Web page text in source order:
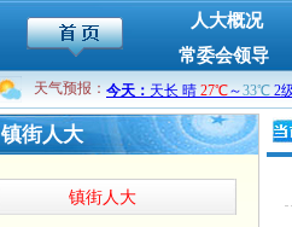
人大概况
常委会领导
天气预报：
镇街人大
镇街人大